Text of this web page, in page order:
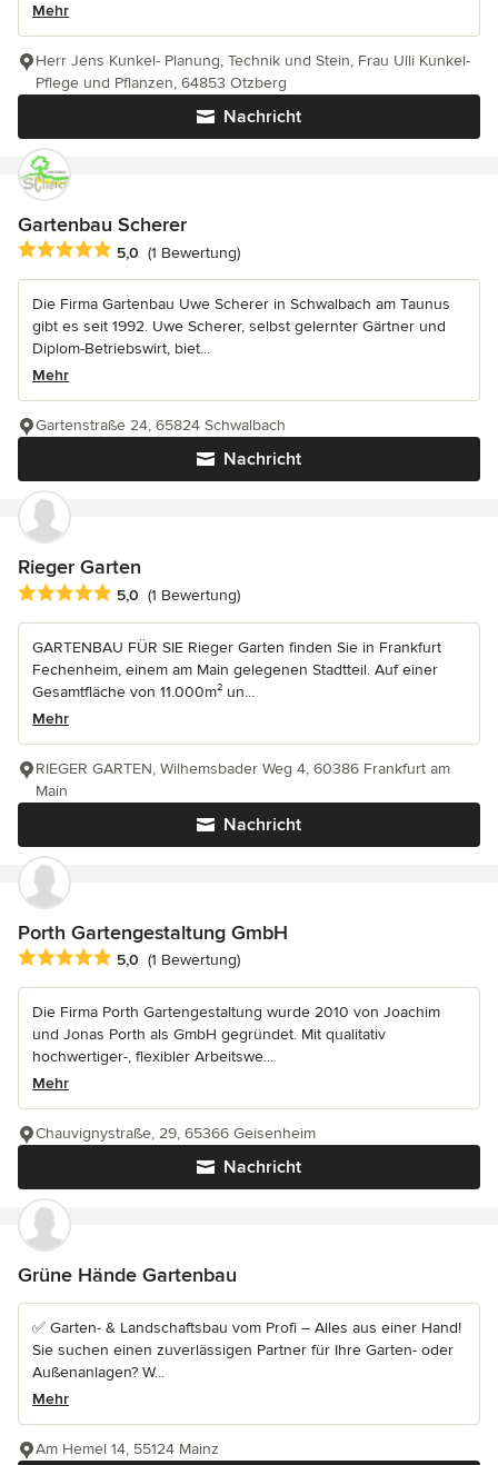
Mehr
Nachricht
Herr Jens Kunkel- Planung, Technik und Stein, Frau Ulli Kunkel-
Pflege und Pflanzen, 64853 Otzberg
Gartenbau Scherer
Durchschnittliche Bewertung: 5 von 5 Sternen
5,0 (1 Bewertung)
Die Firma Gartenbau Uwe Scherer in Schwalbach am Taunus
gibt es seit 1992. Uwe Scherer, selbst gelernter Gärtner und
Diplom-Betriebswirt, biet...
Mehr
Nachricht
Gartenstraße 24, 65824 Schwalbach
Rieger Garten
Durchschnittliche Bewertung: 5 von 5 Sternen
5,0 (1 Bewertung)
GARTENBAU FÜR SIE Rieger Garten finden Sie in Frankfurt
Fechenheim, einem am Main gelegenen Stadtteil. Auf einer
Gesamtfläche von 11.000m² un...
Mehr
Nachricht
RIEGER GARTEN, Wilhemsbader Weg 4, 60386 Frankfurt am
Main
Porth Gartengestaltung GmbH
Durchschnittliche Bewertung: 5 von 5 Sternen
5,0 (1 Bewertung)
Die Firma Porth Gartengestaltung wurde 2010 von Joachim
und Jonas Porth als GmbH gegründet. Mit qualitativ
hochwertiger-, flexibler Arbeitswe...
Mehr
Nachricht
Chauvignystraße, 29, 65366 Geisenheim
Grüne Hände Gartenbau
✅ Garten- & Landschaftsbau vom Profi – Alles aus einer Hand!
Sie suchen einen zuverlässigen Partner für Ihre Garten- oder
Außenanlagen? W...
Mehr
Am Hemel 14, 55124 Mainz